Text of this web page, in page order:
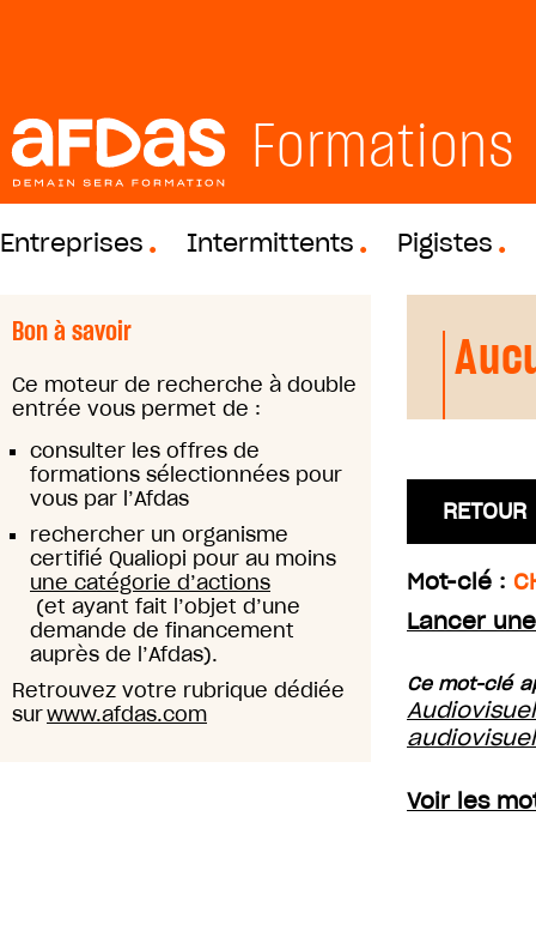
Formations
Entreprises Intermittents Pigistes
Bon à savoir
Ce moteur de recherche à double
entrée vous permet de :
consulter les offres de
formations sélectionnées pour
vous par l’Afdas
rechercher un organisme
certifié Qualiopi pour au moins
une catégorie d’actions
(et ayant fait l’objet d’une
demande de financement
auprès de l’Afdas).
Retrouvez votre rubrique dédiée
surwww.afdas.com
RETOUR
Mot-clé :
Lancer
Ce mot-clé
Voir les